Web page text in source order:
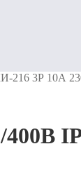
216 3Р 10А